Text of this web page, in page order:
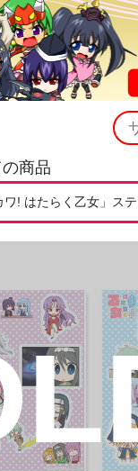
商品
! はたらく乙女」ス